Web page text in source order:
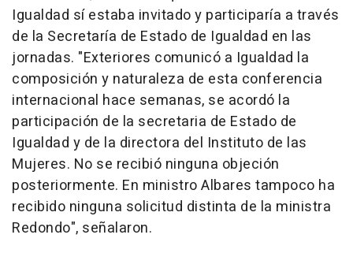
Igualdad sí estaba invitado y participaría a través
de la Secretaría de Estado de Igualdad en las
jornadas. "Exteriores comunicó a Igualdad la
composición y naturaleza de esta conferencia
internacional hace semanas, se acordó la
participación de la secretaria de Estado de
Igualdad y de la directora del Instituto de las
Mujeres. No se recibió ninguna objeción
posteriormente. En ministro Albares tampoco ha
recibido ninguna solicitud distinta de la ministra
Redondo", señalaron.